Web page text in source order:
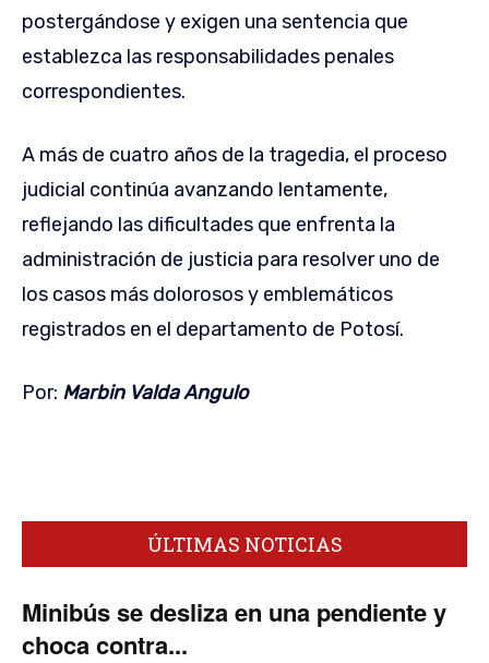
postergándose y exigen una sentencia que
establezca las responsabilidades penales
correspondientes.
A más de cuatro años de la tragedia, el proceso
judicial continúa avanzando lentamente,
reflejando las dificultades que enfrenta la
administración de justicia para resolver uno de
los casos más dolorosos y emblemáticos
registrados en el departamento de Potosí.
Por: Marbin Valda Angulo
ÚLTIMAS NOTICIAS
Minibús se desliza en una pendiente y
choca contra...